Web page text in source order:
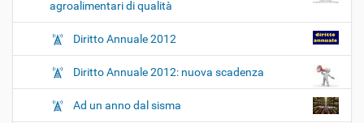
agroalimentari di qualità
Diritto Annuale 2012
Diritto Annuale 2012: nuova scadenza
Ad un anno dal sisma